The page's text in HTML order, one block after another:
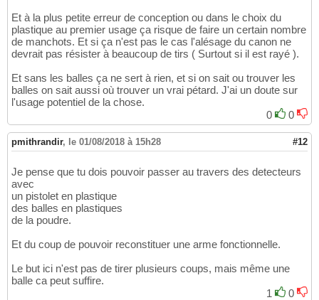
Et à la plus petite erreur de conception ou dans le choix du
plastique au premier usage ça risque de faire un certain nombre
de manchots. Et si ça n'est pas le cas l'alésage du canon ne
devrait pas résister à beaucoup de tirs ( Surtout si il est rayé ).
Et sans les balles ça ne sert à rien, et si on sait ou trouver les
balles on sait aussi où trouver un vrai pétard. J'ai un doute sur
l'usage potentiel de la chose.
0
0
pmithrandir, le 01/08/2018 à 15h28 #12
Je pense que tu dois pouvoir passer au travers des detecteurs
avec
un pistolet en plastique
des balles en plastiques
de la poudre.
Et du coup de pouvoir reconstituer une arme fonctionnelle.
Le but ici n'est pas de tirer plusieurs coups, mais même une
balle ca peut suffire.
1
0